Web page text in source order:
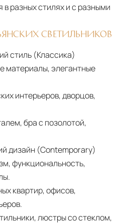
разных стилях и с разными
СВЕТИЛЬНИКОВ
стиль (Классика)
материалы, элегантные
интерьеров, дворцов,
бра с позолотой,
дизайн (Contemporary)
функциональность,
квартир, офисов,
люстры со стеклом,